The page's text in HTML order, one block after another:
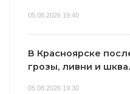
05.08.2026 19:40
В Красноярске
грозы, ливни и
05.08.2026 19:30